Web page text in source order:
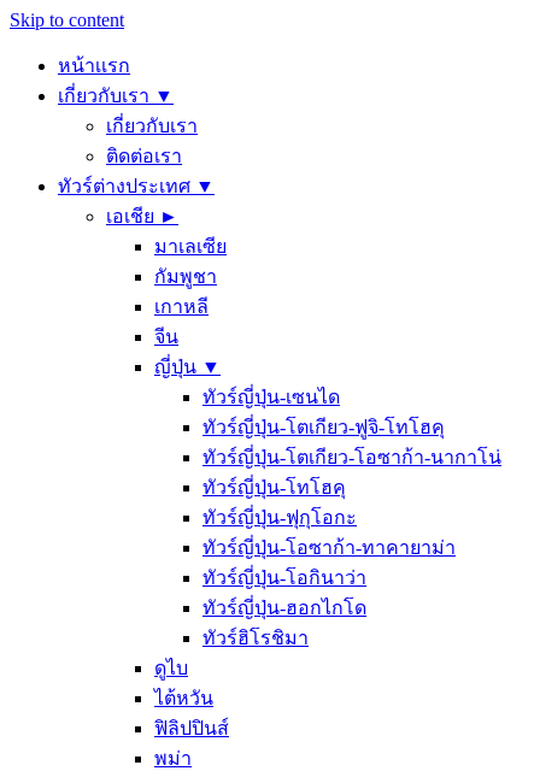
Skip to content
หน้าเเรก
เกี่ยวกับเรา ▼
เกี่ยวกับเรา
ติดต่อเรา
ทัวร์ต่างประเทศ ▼
เอเชีย ►
มาเลเซีย
กัมพูชา
เกาหลี
จีน
ญี่ปุ่น ▼
ทัวร์ญี่ปุ่น-เซนได
ทัวร์ญี่ปุ่น-โตเกียว-ฟูจิ-โทโฮคุ
ทัวร์ญี่ปุ่น-โตเกียว-โอซาก้า-นากาโน่
ทัวร์ญี่ปุ่น-โทโฮคุ
ทัวร์ญี่ปุ่น-ฟุกุโอกะ
ทัวร์ญี่ปุ่น-โอซาก้า-ทาคายาม่า
ทัวร์ญี่ปุ่น-โอกินาว่า
ทัวร์ญี่ปุ่น-ฮอกไกโด
ทัวร์ฮิโรชิมา
ดูไบ
ไต้หวัน
ฟิลิปปินส์
พม่า